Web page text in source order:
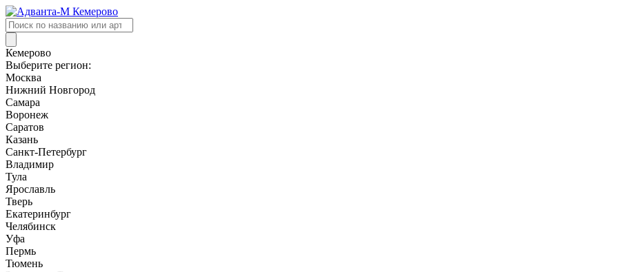
Поиск
товаров
Кемерово
Выберите регион:
Москва
Нижний Новгород
Самара
Воронеж
Саратов
Казань
Санкт-Петербург
Владимир
Тула
Ярославль
Тверь
Екатеринбург
Челябинск
Уфа
Пермь
Тюмень